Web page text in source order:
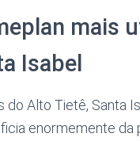
mais
Isabel
Alto Tietê, Santa
enormemente